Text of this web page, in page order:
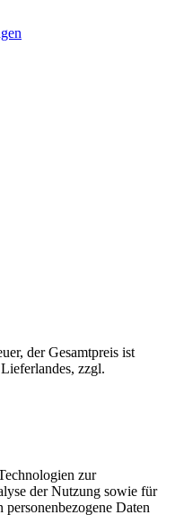
der Gesamtpreis ist
zzgl.
zur
der Nutzung sowie für
Daten